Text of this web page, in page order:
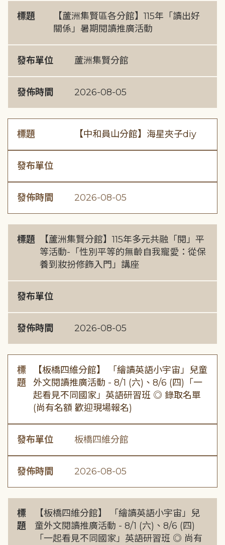
標題
【蘆洲集賢區各分館】115年「讀出好
關係」暑期閱讀推廣活動
發布單位 蘆洲集賢分館
發佈時間 2026-08-05
標題 【中和員山分館】海星夾子diy
發布單位
發佈時間 2026-08-05
標題
【蘆洲集賢分館】115年多元共融「閱」平
等活動-「性別平等的無齡自我寵愛：從保
養到妝扮修飾入門」講座
發布單位
發佈時間 2026-08-05
標
題
【板橋四維分館】 「繪讀英語小宇宙」兒童
外文閱讀推廣活動 - 8/1 (六)、8/6 (四)「一
起看見不同國家」英語研習班 ◎ 錄取名單
(尚有名額 歡迎現場報名)
發布單位 板橋四維分館
發佈時間 2026-08-05
標
題
【板橋四維分館】 「繪讀英語小宇宙」兒
童外文閱讀推廣活動 - 8/1 (六)、8/6 (四)
「一起看見不同國家」英語研習班 ◎ 尚有